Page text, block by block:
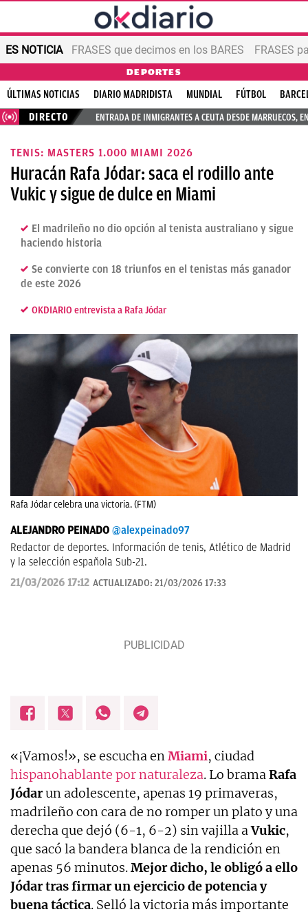
ES NOTICIA FRASES que decimos en los BARES FRASES
DEPORTES
ÚLTIMAS NOTICIAS DIARIO MADRIDISTA MUNDIAL FÚTBOL
DIRECTO
ENTRADA DE INMIGRANTES A CEUTA DESDE MARRUECOS,
TENIS: MASTERS 1.000 MIAMI 2026
Huracán Rafa Jódar: saca el rodillo ante
Vukic y sigue de dulce en Miami
El madrileño no dio opción al tenista australiano y sigue
haciendo historia
Se convierte con 18 triunfos en el tenistas más ganador
de este 2026
OKDIARIO entrevista a Rafa Jódar
Rafa Jódar celebra una victoria. (FTM)
ALEJANDRO PEINADO @alexpeinado97
Redactor de deportes. Información de tenis, Atlético de Madrid
y la selección española Sub-21.
21/03/2026 17:12 ACTUALIZADO: 21/03/2026 17:33
«¡Vamos!», se escucha enMiami, ciudad
hispanohablante por naturaleza. Lo bramaRafa
Jódarun adolescente, apenas 19 primaveras,
madrileño con cara de no romper un plato y una
derecha que dejó (6-1, 6-2) sin vajilla aVukic,
que sacó la bandera blanca de la rendición en
apenas 56 minutos.Mejor dicho, le obligó a ello
Jódar tras firmar un ejercicio de potencia y
buena táctica. Selló la victoria más importante